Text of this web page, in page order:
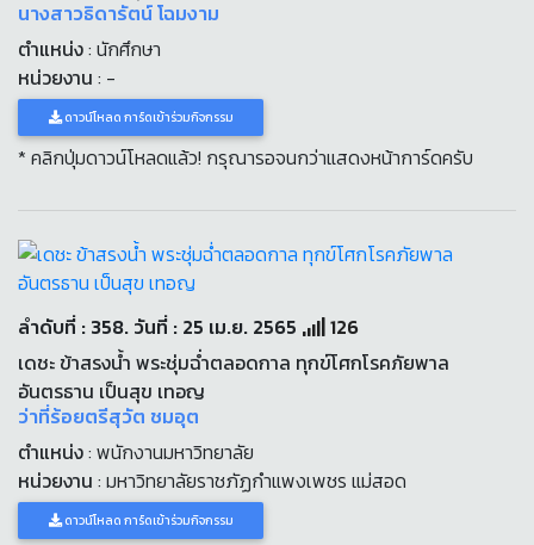
นางสาวธิดารัตน์ โฉมงาม
ตำแหน่ง: นักศึกษา
หน่วยงาน : -
ดาวน์โหลด การ์ดเข้าร่วมกิจกรรม
* คลิกปุ่มดาวน์โหลดแล้ว! กรุณารอจนกว่าแสดงหน้าการ์ดครับ
ลำดับที่ : 358. วันที่ : 25 เม.ย. 2565
126
เดชะ ข้าสรงน้ำ พระชุ่มฉ่ำตลอดกาล ทุกข์โศกโรคภัยพาล
อันตรธาน เป็นสุข เทอญ
ว่าที่ร้อยตรีสุวัต ชมอุต
ตำแหน่ง: พนักงานมหาวิทยาลัย
หน่วยงาน : มหาวิทยาลัยราชภัฏกำแพงเพชร แม่สอด
ดาวน์โหลด การ์ดเข้าร่วมกิจกรรม